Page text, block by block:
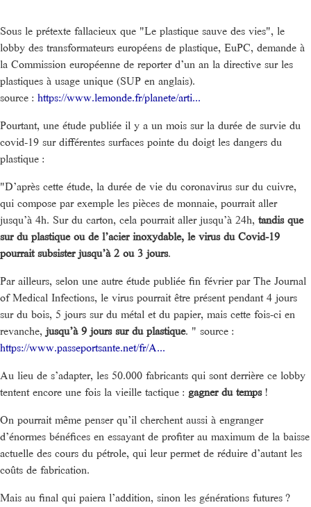
Sous le prétexte fallacieux que "Le plastique sauve des vies", le
lobby des transformateurs européens de plastique, EuPC, demande à
la Commission européenne de reporter d’un an la directive sur les
plastiques à usage unique (SUP en anglais).
source : https://www.lemonde.fr/planete/arti...
Pourtant, une étude publiée il y a un mois sur la durée de survie du
covid-19 sur différentes surfaces pointe du doigt les dangers du
plastique :
"D’après cette étude, la durée de vie du coronavirus sur du cuivre,
qui compose par exemple les pièces de monnaie, pourrait aller
jusqu’à 4h. Sur du carton, cela pourrait aller jusqu’à 24h, tandis que
sur du plastique ou de l’acier inoxydable, le virus du Covid-19
pourrait subsister jusqu’à 2 ou 3 jours.
Par ailleurs, selon une autre étude publiée fin février par The Journal
of Medical Infections, le virus pourrait être présent pendant 4 jours
sur du bois, 5 jours sur du métal et du papier, mais cette fois-ci en
revanche,jusqu’à 9 jours sur du plastique. " source :
https://www.passeportsante.net/fr/A...
Au lieu de s’adapter, les 50.000 fabricants qui sont derrière ce lobby
tentent encore une fois la vieille tactique : gagner du temps!
On pourrait même penser qu’il cherchent aussi à engranger
d’énormes bénéfices en essayant de profiter au maximum de la baisse
actuelle des cours du pétrole, qui leur permet de réduire d’autant les
coûts de fabrication.
Mais au final qui paiera l’addition, sinon les générations futures ?